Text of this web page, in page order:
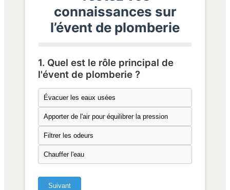
connaissances sur
l’évent de plomberie
1. Quel est le rôle principal de
l'évent de plomberie ?
Évacuer les eaux usées
Apporter de l'air pour équilibrer la pression
Filtrer les odeurs
Chauffer l'eau
Suivant